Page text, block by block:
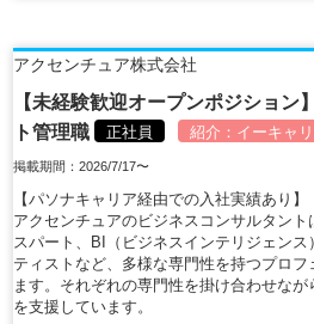
アクセンチュア株式会社
【未経験歓迎オープンポジション
ト管理職
正社員 紹介： イーキャ
掲載期間：2026/7/17〜
【パソナキャリア経由での入社実績あり】
アクセンチュアのビジネスコンサルタン
スパート、BI（ビジネスインテリジェン
ティストなど、多様な専門性を持つプロ
ます。それぞれの専門性を掛け合わせな
を支援しています。